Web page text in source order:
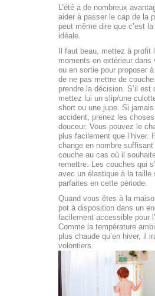
L’été a de nombreux
aider à passer le cap de la
peut même dire que c’est
idéale.
Il faut beau, mettez à profit
moments en extérieur dans
ou en sortie pour proposer
de ne pas mettre de
prendre la décision. S’il est
mettez lui un slip/une
short ou une jupe. Si
accident, prenez les
douceur. Vous pouvez le
plus facilement que l’hiver.
change en nombre
couche au cas où il
remettre. Les couches qui
avec un élastique à la taille
parfaites en cette période.
Quand vous êtes à la
pot à disposition dans un
facilement accessible pour
Comme la température
plus chaude qu’en hiver, il
volontiers.